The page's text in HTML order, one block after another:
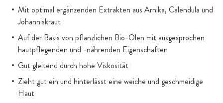
Mit optimal ergänzenden Extrakten aus Arnika, Calendula und
Johanniskraut
Auf der Basis von pflanzlichen Bio-Ölen mit ausgesprochen
hautpflegenden und -nährenden Eigenschaften
Gut gleitend durch hohe Viskosität
Zieht gut ein und hinterlässt eine weiche und geschmeidige
Haut